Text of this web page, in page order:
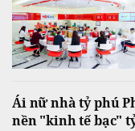
Ái nữ nhà tỷ phú
nền "kinh tế bạc"